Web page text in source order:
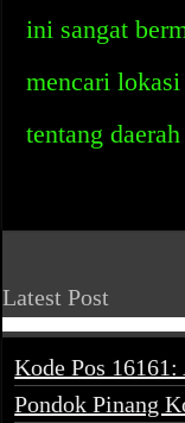
ini sangat
mencari
tentang
Latest Post
Kode Pos
Pondok Pinang